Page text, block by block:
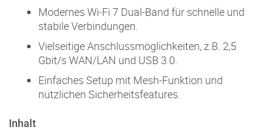
Modernes Wi‑Fi 7 Dual-Band für schnelle und
stabile Verbindungen.
Vielseitige Anschlussmöglichkeiten, z.B. 2,5
Gbit/s WAN/LAN und USB 3.0.
Einfaches Setup mit Mesh-Funktion und
nützlichen Sicherheitsfeatures.
Inhalt